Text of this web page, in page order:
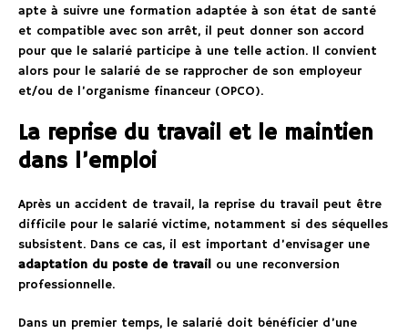
apte à suivre une formation adaptée à son état de santé
et compatible avec son arrêt, il peut donner son accord
pour que le salarié participe à une telle action. Il convient
alors pour le salarié de se rapprocher de son employeur
et/ou de l’organisme financeur (OPCO).
La reprise du travail et le maintien
dans l’emploi
Après un accident de travail, la reprise du travail peut être
difficile pour le salarié victime, notamment si des séquelles
subsistent. Dans ce cas, il est important d’envisager une
adaptation du poste de travail ou une reconversion
professionnelle.
Dans un premier temps, le salarié doit bénéficier d’une